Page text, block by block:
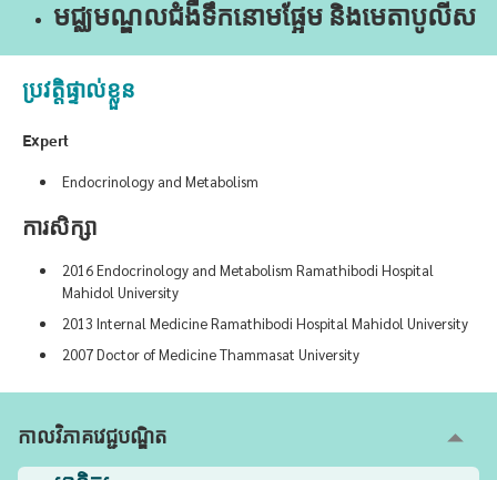
មជ្ឈមណ្ឌលជំងឺទឹកនោមផ្អែម និងមេតាបូលីស
ប្រវត្តិផ្ទាល់ខ្លួន
Expert
Endocrinology and Metabolism
ការសិក្សា
2016 Endocrinology and Metabolism Ramathibodi Hospital
Mahidol University
2013 Internal Medicine Ramathibodi Hospital Mahidol University
2007 Doctor of Medicine Thammasat University
កាលវិភាគវេជ្ជបណ្ឌិត